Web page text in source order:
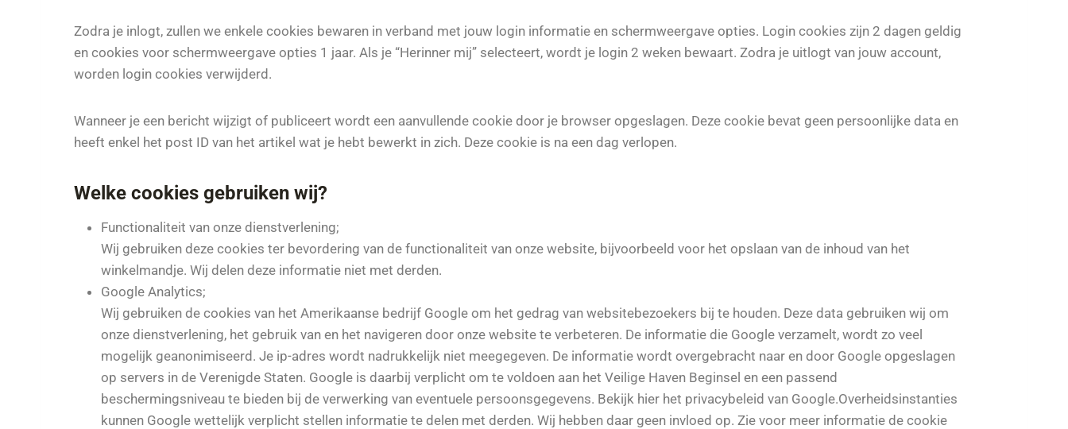
Zodra je inlogt, zullen we enkele cookies bewaren in verband met jouw login informatie en schermweergave opties. Login cookies zijn 2 dagen geldig
en cookies voor schermweergave opties 1 jaar. Als je “Herinner mij” selecteert, wordt je login 2 weken bewaart. Zodra je uitlogt van jouw account,
worden login cookies verwijderd.
Wanneer je een bericht wijzigt of publiceert wordt een aanvullende cookie door je browser opgeslagen. Deze cookie bevat geen persoonlijke data en
heeft enkel het post ID van het artikel wat je hebt bewerkt in zich. Deze cookie is na een dag verlopen.
Welke cookies gebruiken wij?
Functionaliteit van onze dienstverlening;
Wij gebruiken deze cookies ter bevordering van de functionaliteit van onze website, bijvoorbeeld voor het opslaan van de inhoud van het
winkelmandje. Wij delen deze informatie niet met derden.
Google Analytics;
Wij gebruiken de cookies van het Amerikaanse bedrijf Google om het gedrag van websitebezoekers bij te houden. Deze data gebruiken wij om
onze dienstverlening, het gebruik van en het navigeren door onze website te verbeteren. De informatie die Google verzamelt, wordt zo veel
mogelijk geanonimiseerd. Je ip-adres wordt nadrukkelijk niet meegegeven. De informatie wordt overgebracht naar en door Google opgeslagen
op servers in de Verenigde Staten. Google is daarbij verplicht om te voldoen aan het Veilige Haven Beginsel en een passend
beschermingsniveau te bieden bij de verwerking van eventuele persoonsgegevens. Bekijk hier het privacybeleid van Google.Overheidsinstanties
kunnen Google wettelijk verplicht stellen informatie te delen met derden. Wij hebben daar geen invloed op. Zie voor meer informatie de cookie